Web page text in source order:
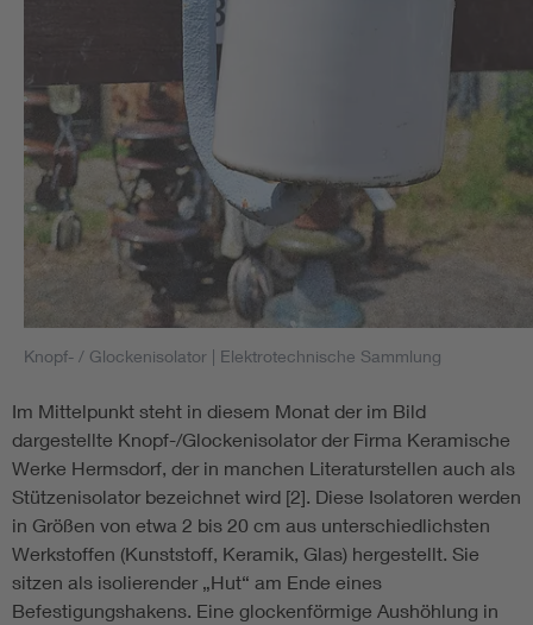
Knopf- / Glockenisolator | Elektrotechnische Sammlung
Im Mittelpunkt steht in diesem Monat der im Bild
dargestellte Knopf-/Glockenisolator der Firma Keramische
Werke Hermsdorf, der in manchen Literaturstellen auch als
Stützenisolator bezeichnet wird [2]. Diese Isolatoren werden
in Größen von etwa 2 bis 20 cm aus unterschiedlichsten
Werkstoffen (Kunststoff, Keramik, Glas) hergestellt. Sie
sitzen als isolierender „Hut“ am Ende eines
Befestigungshakens. Eine glockenförmige Aushöhlung in